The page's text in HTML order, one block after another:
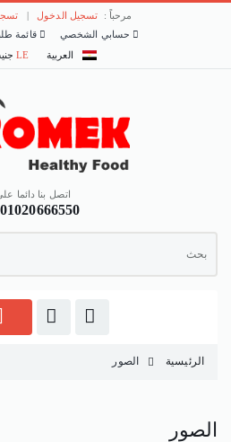
مرحباً : تسجيل الدخول |
حسابي الشخصي
قائمة
العربية
LE
اتصل بنا دائما
الرئيسية الصور
الصور